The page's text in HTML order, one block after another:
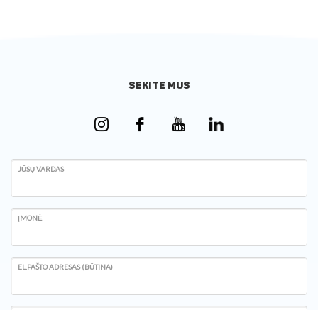
SEKITE MUS
JŪSŲ VARDAS
ĮMONĖ
EL.PAŠTO ADRESAS (BŪTINA)